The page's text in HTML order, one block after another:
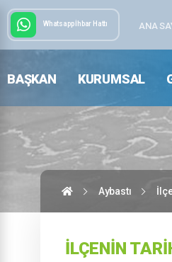
Whatsapp İhbar Hattı ANA
BAŞKAN KURUMSAL
Aybastı
İLÇENIN